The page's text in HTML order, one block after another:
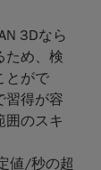
3Dなら
ため、検
とがで
習得が容
囲のスキ
値/秒の超